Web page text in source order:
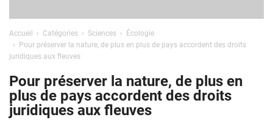
Accueil Catégories Sciences
Écologie
Pour préserver la nature, de plus en plus de pays accordent des droits
juridiques aux fleuves
Pour préserver la nature, de plus en
plus de pays accordent des droits
juridiques aux fleuves